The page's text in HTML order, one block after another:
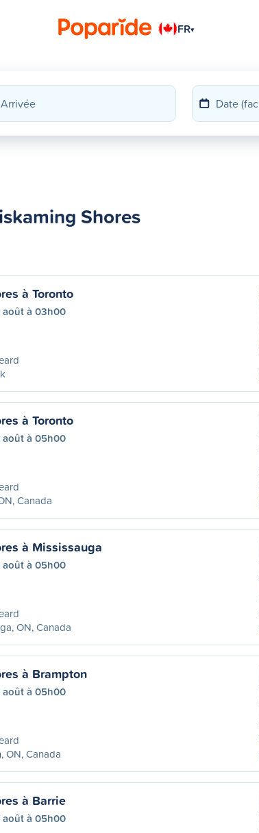
FR▾
Shores
à Toronto
août à 03h00
à Toronto
août à 05h00
Canada
à Mississauga
août à 05h00
ON, Canada
à Brampton
août à 05h00
ON, Canada
à Barrie
août à 05h00